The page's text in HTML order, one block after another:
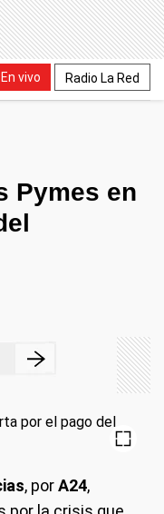
En vivo Radio La Red
Pymes en
, porA24,